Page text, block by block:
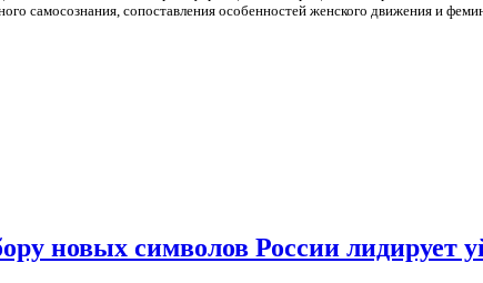
самосознания, сопоставления особенностей женского движения и
новых символов России лидирует